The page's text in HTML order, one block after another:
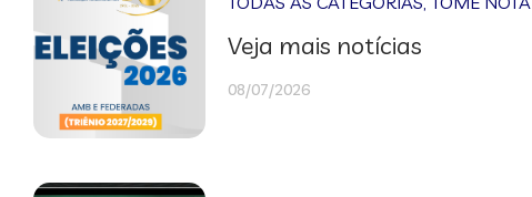
Veja mais notícias
08/07/2026